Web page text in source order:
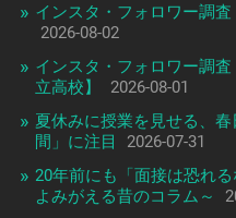
インスタ・フォロワー調査
2026-08-02
インスタ・フォロワー調
立高校】
2026-08-01
夏休みに授業を見せる、
間」に注目
2026-07-31
20年前にも「面接は恐れ
よみがえる昔のコラム～